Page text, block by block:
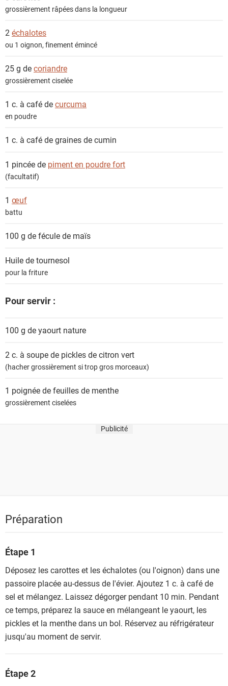
e
n
t
grossièrement râpées dans la longueur
2 échalotes
ou 1 oignon, finement émincé
25 g decoriandre
grossièrement ciselée
1 c. à café decurcuma
en poudre
1 c. à café degraines de cumin
1 pincée de piment en poudre fort
(facultatif)
1 œuf
battu
100 g defécule de maïs
Huile de tournesol
pour la friture
Pour servir :
100 g deyaourt nature
2 c. à soupe de pickles de citron vert
(hacher grossièrement si trop gros morceaux)
1 poignée defeuilles de menthe
grossièrement ciselées
Publicité
Préparation
Étape 1
Déposez les carottes et les échalotes (ou l'oignon) dans une
passoire placée au-dessus de l'évier. Ajoutez 1 c. à café de
sel et mélangez. Laissez dégorger pendant 10 min. Pendant
ce temps, préparez la sauce en mélangeant le yaourt, les
pickles et la menthe dans un bol. Réservez au réfrigérateur
jusqu'au moment de servir.
Étape 2